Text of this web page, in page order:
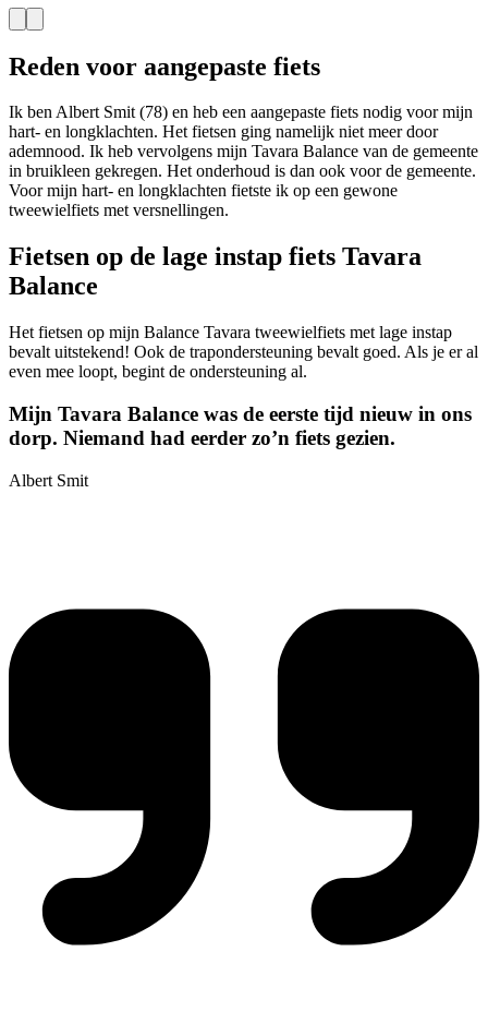
Reden voor aangepaste fiets
Ik ben Albert Smit (78) en heb een aangepaste fiets nodig voor mijn
hart- en longklachten. Het fietsen ging namelijk niet meer door
ademnood. Ik heb vervolgens mijn Tavara Balance van de gemeente
in bruikleen gekregen. Het onderhoud is dan ook voor de gemeente.
Voor mijn hart- en longklachten fietste ik op een gewone
tweewielfiets met versnellingen.
Fietsen op de lage instap fiets Tavara
Balance
Het fietsen op mijn Balance Tavara tweewielfiets met lage instap
bevalt uitstekend! Ook de trapondersteuning bevalt goed. Als je er al
even mee loopt, begint de ondersteuning al.
Mijn Tavara Balance was de eerste tijd nieuw in ons
dorp. Niemand had eerder zo’n fiets gezien.
Albert Smit